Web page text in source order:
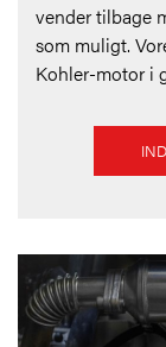
vender tilbage
som muligt.
Kohler-motor i